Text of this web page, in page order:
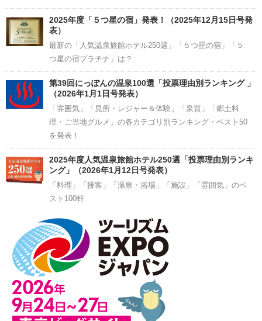
2025年度「５つ星の宿」発表！（2025年12月15日号発
表）
最新の「人気温泉旅館ホテル250選」「５つ星の宿」「５
つ星の宿プラチナ」は？
第39回にっぽんの温泉100選「投票理由別ランキング 」
（2026年1月1日号発表）
「雰囲気」「見所・レジャー＆体験」「泉質」「郷土料
理・ご当地グルメ」の各カテゴリ別ランキング・ベスト50
を発表！
2025年度人気温泉旅館ホテル250選「投票理由別ランキ
ング」（2026年1月12日号発表）
「料理」「接客」「温泉・浴場」「施設」「雰囲気」のベ
スト100軒